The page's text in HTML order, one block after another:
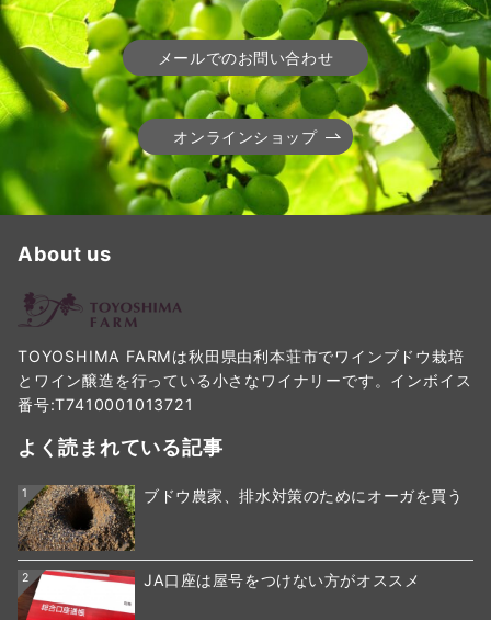
メールでのお問い合わせ
オンラインショップ
About us
TOYOSHIMA FARMは秋田県由利本荘市でワインブドウ栽培
とワイン醸造を行っている小さなワイナリーです。インボイス
番号:T7410001013721
よく読まれている記事
1 ブドウ農家、排水対策のためにオーガを買う
2 JA口座は屋号をつけない方がオススメ